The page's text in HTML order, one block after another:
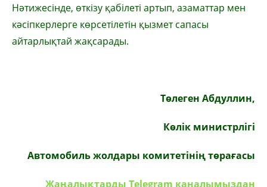
Нәтижесінде, өт­кі­­зу қабілеті артып, азаматтар мен
кә­­сіпкерлерге көрсетілетін қыз­­мет сапасы
айтарлықтай жақсарады.
Төлеген Абдуллин,
Көлік министрлігі
Автомобиль жолдары комитетінің төрағасы
Жаңалықтарды Telegram каналымыздан